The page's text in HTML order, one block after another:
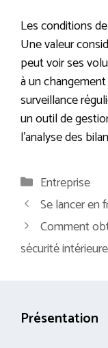
Les conditions
Une valeur
peut voir ses
à un
surveillance
un outil de
l’analyse des
Catégories
Entreprise
Se lancer en
Comment
sécurité
Présentation